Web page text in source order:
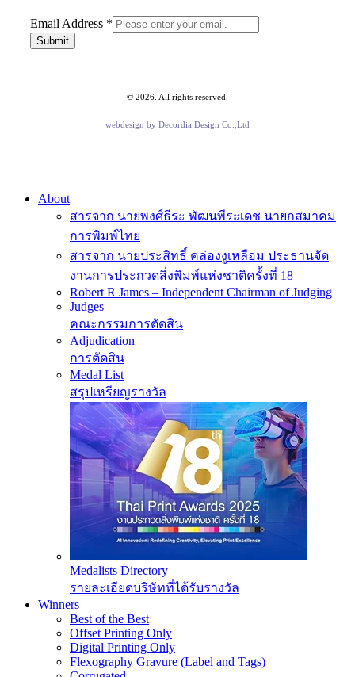
Email
Address
Email Address *
Submit
© 2026 . All rights reserved.
webdesign by Decordia Design Co.,Ltd
Close
About
สารจาก นายพงศ์ธีระ พัฒนพีระเดช นายกสมาคม
การพิมพ์ไทย
สารจาก นายประสิทธิ์ คล่องงูเหลือม ประธานจัด
งานการประกวดสิ่งพิมพ์แห่งชาติครั้งที่ 18
Robert R James – Independent Chairman of Judging
Judges
คณะกรรมการตัดสิน
Adjudication
การตัดสิน
Medal List
สรุปเหรียญรางวัล
Medalists Directory
รายละเอียดบริษัทที่ได้รับรางวัล
Winners
Best of the Best
Offset Printing Only
Digital Printing Only
Flexography Gravure (Label and Tags)